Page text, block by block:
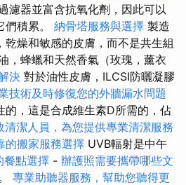
濾器並富含抗氧化劑，因此可以
們積累。 納骨塔服務與選擇 製造
燥和敏感的皮膚，而不是共生組
，蜂蠟和天然香氣（玫瑰，薰衣
決 對於油性皮膚，ILCSI防曬凝膠
技術及時修復您的外牆漏水問題
的，這是合成維生素D所需的，佔
清潔人員，為您提供專業清潔服務
的搬家服務選擇 UVB輻射是中午
點選擇 - 辦護照需要攜帶哪些文
專業助聽器服務，幫助您聽得更